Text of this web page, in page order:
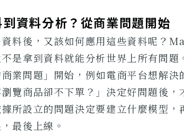
資料分析？從商業問題開始
料後，又該如何應用這些資料呢？
是拿到資料就能分析世界上所有問題
業問題」開始，例如電商平台想解決
覽商品卻不下單？」決定好問題後，
所設立的問題決定要建立什麼模型，
最後上線。